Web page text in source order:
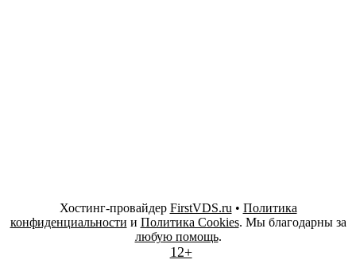
Хостинг-провайдер FirstVDS.ru • Политика
конфиденциальности и Политика Cookies. Мы благодарны за
любую помощь.
12+